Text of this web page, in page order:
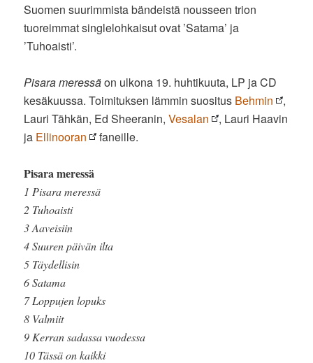
Suomen suurimmista bändeistä nousseen trion
tuoreimmat singlelohkaisut ovat ’Satama’ ja
’Tuhoaisti’.
Pisara meressäon ulkona 19. huhtikuuta, LP ja CD
kesäkuussa. Toimituksen lämmin suositus Behmin
,
Lauri Tähkän, Ed Sheeranin,Vesalan
, Lauri Haavin
ja Ellinooran faneille.
Pisara meressä
1 Pisara meressä
2 Tuhoaisti
3 Aaveisiin
4 Suuren päivän ilta
5 Täydellisin
6 Satama
7 Loppujen lopuks
8 Valmiit
9 Kerran sadassa vuodessa
10 Tässä on kaikki